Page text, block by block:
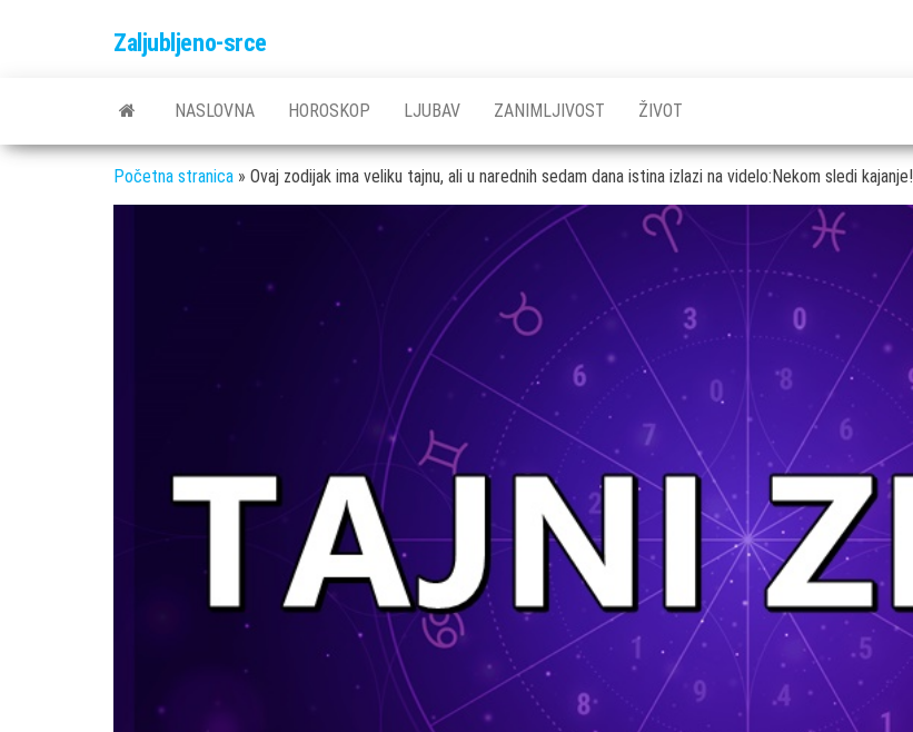
Zaljubljeno-srce
NASLOVNA HOROSKOP LJUBAV ZANIMLJIVOST ŽIVOT
Početna stranica » Ovaj zodijak ima veliku tajnu, ali u narednih sedam dana istina izlazi na videlo:Nekom sledi kajanje!